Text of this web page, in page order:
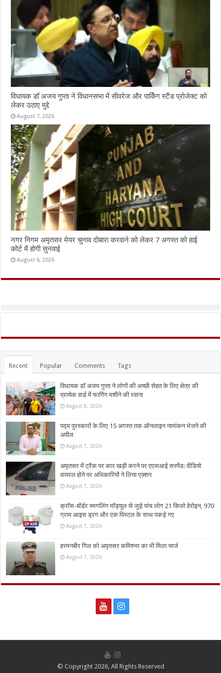
विधायक डॉ अजय गुप्ता ने विधानसभा में सीवरेज और पार्किंग स्टैंड प्रोजेक्ट को
लेकर उठाए मुद्दे
August 7, 2026
नगर निगम अमृतसर मेयर चुनाव दोबारा करवाने को लेकर 7 अगस्त को हाई
कोर्ट में होगी सुनवाई
August 6, 2026
Recent Popular Comments Tags
विधायक डॉ अजय गुप्ता ने लोगों की अच्छी सेहत के लिए क्षेत्र की
प्रत्येक वार्ड में फागिंग मशीने की रवाना
August 8, 2026
पद्म पुरस्कारों के लिए 15 अगस्त तक ऑनलाइन नामांकन भेजने की
अपील
August 7, 2026
अमृतसर में ट्रैक पर कार खड़ी करने पर एएसआई सस्पेंड: वीडियो
वायरल होने पर अधिकारियों ने लिया एक्शन
August 7, 2026
क्रॉस-बॉर्डर स्मगलिंग मॉड्यूल से जुड़े पांच लोग 21 किलो हेरोइन, 970
ग्राम आइस ड्रग और एक पिस्टल के साथ पकड़े गए
August 7, 2026
हरमनबीर गिल को अमृतसर कमिश्नर का भी मिला चार्ज
August 7, 2026
© Copyright 2026, All Rights Reserved